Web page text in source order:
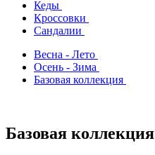
Кеды
Кроссовки
Сандалии
Весна - Лето
Осень - Зима
Базовая коллекция
Базовая коллекция